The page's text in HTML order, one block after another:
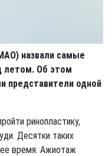
назвали самые
летом. Об этом
представители одной
ринопластику,
Десятки таких
время. Ажиотаж